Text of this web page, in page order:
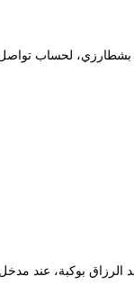
بشطارزي، لحساب
الثقافي عبد الرزاق بوكبة،